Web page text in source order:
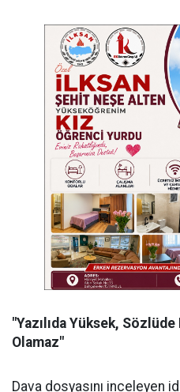
"Yazılıda Yüksek,
Olamaz"
Dava dosyasını inceleyen